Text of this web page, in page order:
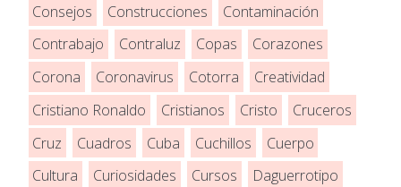
Consejos
Construcciones
Contaminación
Contrabajo
Contraluz Copas
Corazones
Corona
Coronavirus Cotorra
Creatividad
Cristiano Ronaldo
Cristianos Cristo
Cruceros
Cruz
Cuadros Cuba Cuchillos
Cuerpo
Cultura
Curiosidades Cursos
Daguerrotipo